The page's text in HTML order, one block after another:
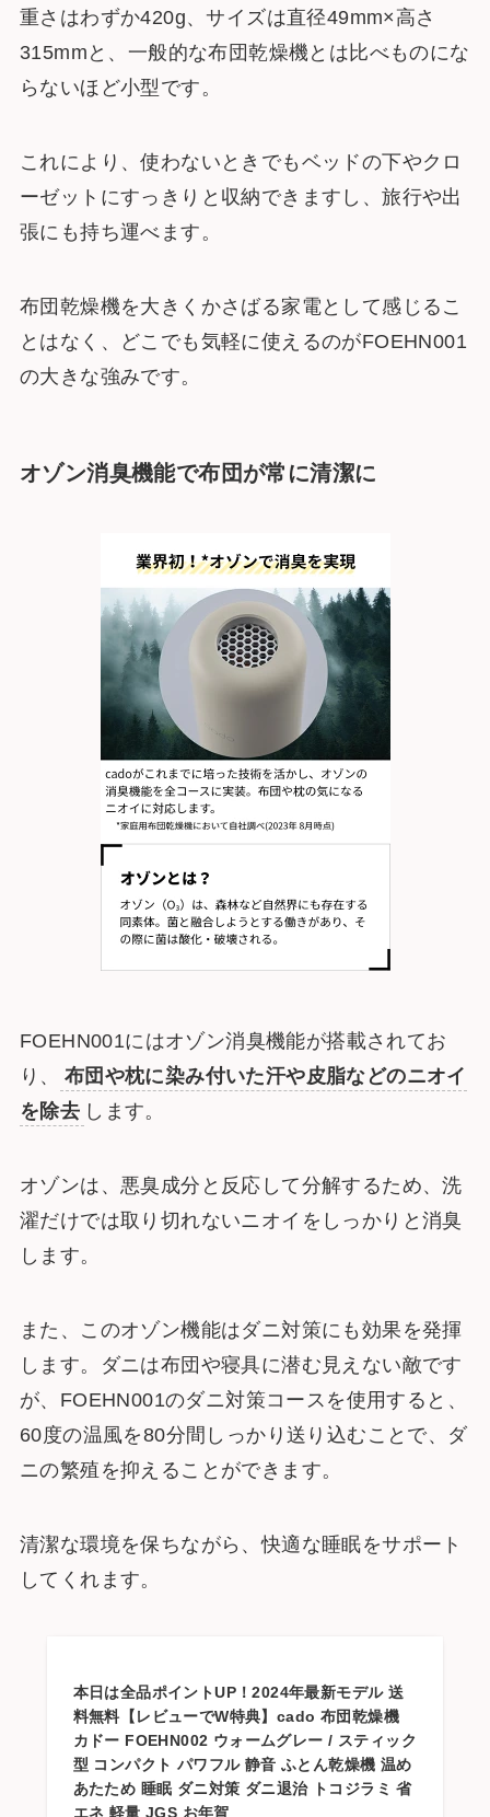
重さはわずか420g、サイズは直径49mm×高さ
315mmと、一般的な布団乾燥機とは比べものにな
らないほど小型です。
これにより、使わないときでもベッドの下やクロ
ーゼットにすっきりと収納できますし、旅行や出
張にも持ち運べます。
布団乾燥機を大きくかさばる家電として感じるこ
とはなく、どこでも気軽に使えるのがFOEHN001
の大きな強みです。
オゾン消臭機能で布団が常に清潔に
FOEHN001にはオゾン消臭機能が搭載されてお
り、
布団や枕に染み付いた汗や皮脂などのニオイ
を除去 します。
オゾンは、悪臭成分と反応して分解するため、洗
濯だけでは取り切れないニオイをしっかりと消臭
します。
また、このオゾン機能はダニ対策にも効果を発揮
します。ダニは布団や寝具に潜む見えない敵です
が、FOEHN001のダニ対策コースを使用すると、
60度の温風を80分間しっかり送り込むことで、ダ
ニの繁殖を抑えることができます。
清潔な環境を保ちながら、快適な睡眠をサポート
してくれます。
本日は全品ポイントUP！2024年最新モデル 送
料無料【レビューでW特典】cado 布団乾燥機
カドー FOEHN002 ウォームグレー / スティック
型 コンパクト パワフル 静音 ふとん乾燥機 温め
あたため 睡眠 ダニ対策 ダニ退治 トコジラミ 省
エネ 軽量 JGS お年賀